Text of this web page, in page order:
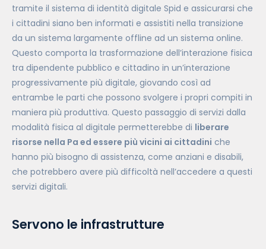
tramite il sistema di identità digitale Spid e assicurarsi che
i cittadini siano ben informati e assistiti nella transizione
da un sistema largamente offline ad un sistema online.
Questo comporta la trasformazione dell’interazione fisica
tra dipendente pubblico e cittadino in un’interazione
progressivamente più digitale, giovando così ad
entrambe le parti che possono svolgere i propri compiti in
maniera più produttiva. Questo passaggio di servizi dalla
modalità fisica al digitale permetterebbe di liberare
risorse nella Pa ed essere più vicini ai cittadini che
hanno più bisogno di assistenza, come anziani e disabili,
che potrebbero avere più difficoltà nell’accedere a questi
servizi digitali.
Servono le infrastrutture